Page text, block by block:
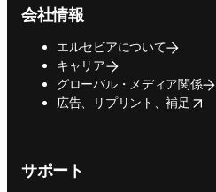
会社情報
エルセビアについて
キャリア
グローバル・メディア関係
広告、リプリント、補足
opens in new tab/window
サポート